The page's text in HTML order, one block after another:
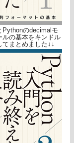
Pythonのdecimalモ
ルの基本をキンドル
てまとめました↓↓